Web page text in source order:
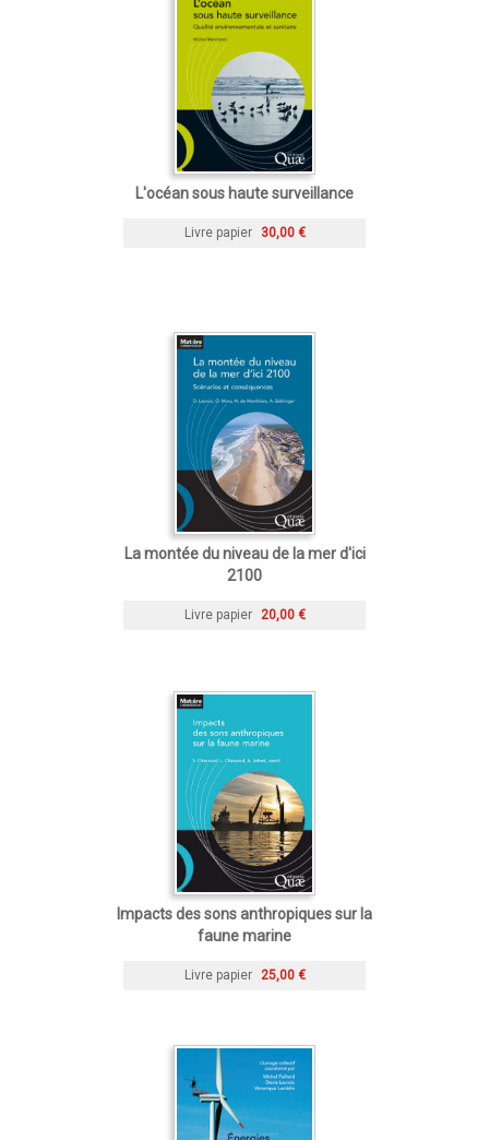
L'océan sous haute surveillance
Livre papier 30,00 €
La montée du niveau de la mer d'ici
2100
Livre papier 20,00 €
Impacts des sons anthropiques sur la
faune marine
Livre papier 25,00 €